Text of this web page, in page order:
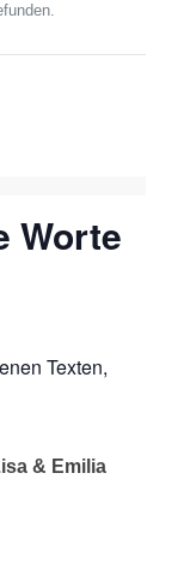
Worte
Texten,
& Emilia